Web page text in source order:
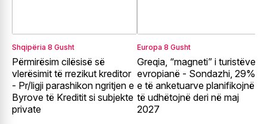
Shqipëria 8 Gusht
Përmirësim cilësisë së
vlerësimit të rrezikut kreditor
- Pr/ligji parashikon ngritjen e
Byrove të Kreditit si subjekte
private
Europa 8 Gusht
Greqia, “magneti” i turistëve
evropianë - Sondazhi, 29%
e të anketuarve planifikojnë
të udhëtojnë deri në maj
2027